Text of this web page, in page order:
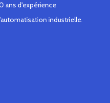
ans d'expérience
industrielle.